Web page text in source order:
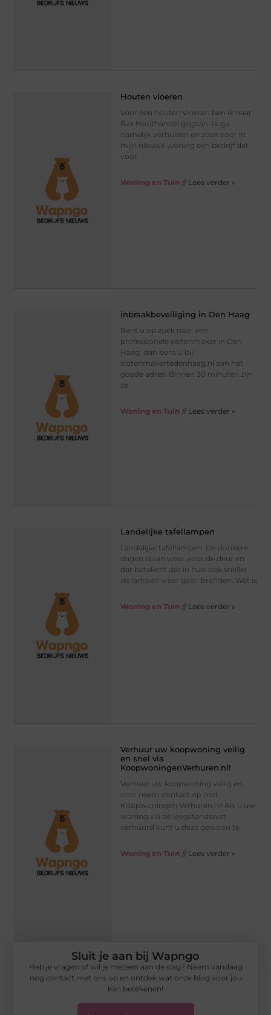
Houten vloeren
Voor een houten vloeren ben ik naar
Bax Houthandel gegaan. Ik ga
namelijk verhuizen en zoek voor in
mijn nieuwe woning een bedrijf dat
voor
Woning en Tuin // Lees verder »
inbraakbeveiliging in Den Haag
Bent u op zoek naar een
professionele slotenmaker in Den
Haag, dan bent u bij
slotenmakertedenhaag.nl aan het
goede adres! Binnen 30 minuten zijn
ze
Woning en Tuin // Lees verder »
Landelijke tafellampen
Landelijke tafellampen De donkere
dagen staan weer voor de deur en
dat betekent dat in huis ook sneller
de lampen weer gaan branden. Wat is
Woning en Tuin // Lees verder »
Verhuur uw koopwoning veilig
en snel via
KoopwoningenVerhuren.nl!
Verhuur uw koopwoning veilig en
snel: neem contact op met
Koopwoningen Verhuren.nl! Als u uw
woning via de leegstandswet
verhuurd kunt u deze gewoon te
Woning en Tuin // Lees verder »
Sluit je aan bij Wapngo
Heb je vragen of wil je meteen aan de slag? Neem vandaag
nog contact met ons op en ontdek wat onze blog voor jou
kan betekenen!